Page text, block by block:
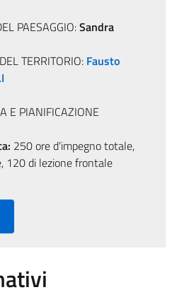
PAESAGGIO:Sandra
TERRITORIO: Fausto
E PIANIFICAZIONE
250 ore d'impegno totale,
120 di lezione frontale